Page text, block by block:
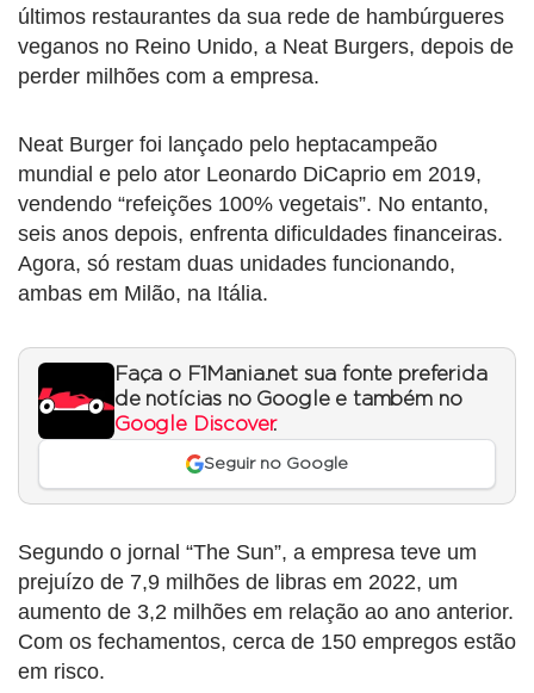
últimos restaurantes da sua rede de hambúrgueres
veganos no Reino Unido, a Neat Burgers, depois de
perder milhões com a empresa.
Neat Burger foi lançado pelo heptacampeão
mundial e pelo ator Leonardo DiCaprio em 2019,
vendendo “refeições 100% vegetais”. No entanto,
seis anos depois, enfrenta dificuldades financeiras.
Agora, só restam duas unidades funcionando,
ambas em Milão, na Itália.
Faça o F1Mania.net sua fonte preferida
de notícias no Google e também no
Google Discover.
Seguir no Google
Segundo o jornal “The Sun”, a empresa teve um
prejuízo de 7,9 milhões de libras em 2022, um
aumento de 3,2 milhões em relação ao ano anterior.
Com os fechamentos, cerca de 150 empregos estão
em risco.